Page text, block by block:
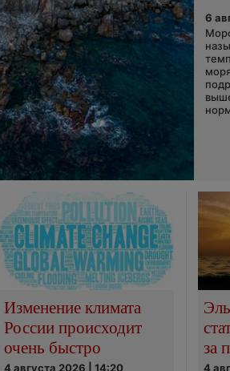
6
Изменение климата
России происходит
очень быстро
4 августа 2026 | 14:20
за
4